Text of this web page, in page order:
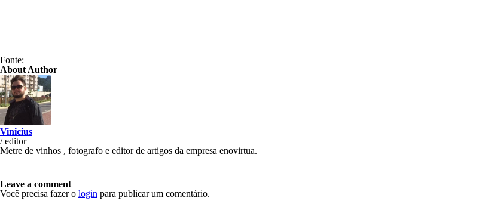
Fonte:
About Author
Vinicius
/editor
Metre de vinhos , fotografo e editor de artigos da empresa enovirtua.
Leave a comment
Você precisa fazer o login para publicar um comentário.